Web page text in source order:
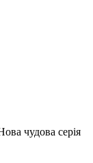
чудова серія